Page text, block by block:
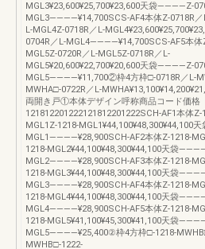
MGL3¥23,600¥25,700¥23,600天袋――――Z-
MGL3――――¥14,700SCS-AF4本体Z-0718R／
L-MGL4Z-0718R／L-
0704R／L-MGL4――――¥14,700SCS-AF5本体
MGL5Z-0720R／L-MGL5Z-0718R／L-
MGL5¥20,600¥22,700¥20,600天袋――――Z-
MGL5――――¥11,700②枠4方枠□-0718R／L-
MWHA□-0722R／L-
両開き戸①本体デザイン呼称商品コード価格
121812201222121812201222SCH-AF1本体Z-
MGL1Z-1218-MGL1¥44,100¥48,300¥44,100
MGL1――――¥28,900SCH-AF2本体Z-1218-
1218-MGL2¥44,100¥48,300¥44,100天袋
MGL2――――¥28,900SCH-AF3本体Z-1218-
1218-MGL3¥44,100¥48,300¥44,100天袋
MGL3――――¥28,900SCH-AF4本体Z-1218-
1218-MGL4¥44,100¥48,300¥44,100天袋
MGL4――――¥28,900SCH-AF5本体Z-1218-
1218-MGL5¥41,100¥45,300¥41,100天袋
MGL5――――¥25,400②枠4方枠□-1218-
MWHB□-1222-